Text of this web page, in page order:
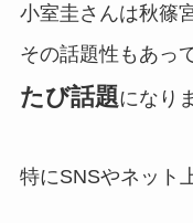
小室圭さんは秋篠
その話題性もあっ
たび話題になり
特にSNSやネット